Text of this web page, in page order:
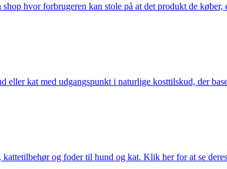
hvor forbrugeren kan stole på at det produkt de
kat med udgangspunkt i naturlige kosttilskud, der
og foder til hund og kat. Klik her for at se